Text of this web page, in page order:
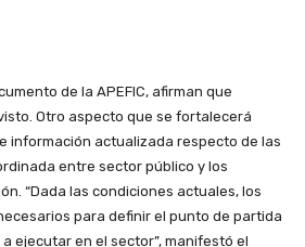
de la APEFIC, afirman que
Otro aspecto que se fortalecerá
información actualizada respecto de las
entre sector público y los
“Dada las condiciones actuales, los
para definir el punto de partida
ejecutar en el sector”, manifestó el